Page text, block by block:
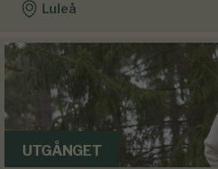
Luleå
UTGÅNGET